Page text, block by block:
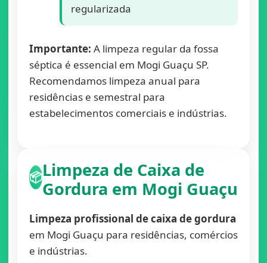
regularizada
Importante: A limpeza regular da fossa
séptica é essencial em Mogi Guaçu SP.
Recomendamos limpeza anual para
residências e semestral para
estabelecimentos comerciais e indústrias.
📦Limpeza de Caixa de
Gordura em Mogi Guaçu
Limpeza profissional de caixa de gordura
em Mogi Guaçu para residências, comércios
e indústrias.